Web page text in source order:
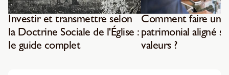
Investir et transmettre selon
la Doctrine Sociale de l'Église :
le guide complet
Comment faire un
patrimonial aligné
valeurs ?